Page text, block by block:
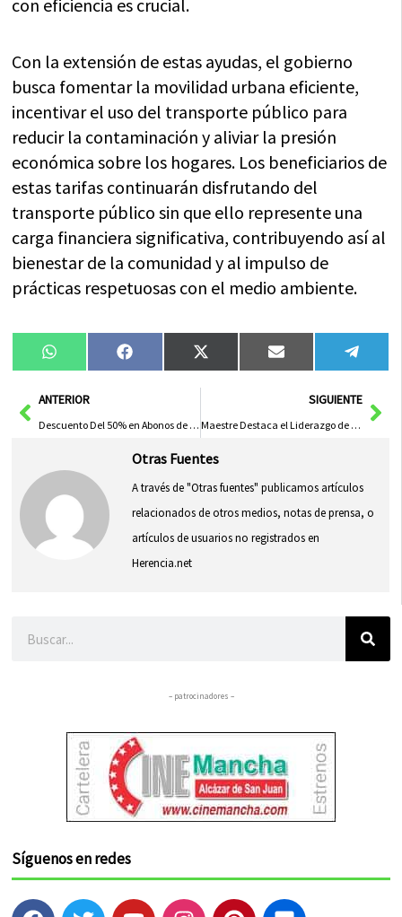
con eficiencia es crucial.
Con la extensión de estas ayudas, el gobierno
busca fomentar la movilidad urbana eficiente,
incentivar el uso del transporte público para
reducir la contaminación y aliviar la presión
económica sobre los hogares. Los beneficiarios de
estas tarifas continuarán disfrutando del
transporte público sin que ello represente una
carga financiera significativa, contribuyendo así al
bienestar de la comunidad y al impulso de
prácticas respetuosas con el medio ambiente.
Compartir
en
WhatsAppCompartir
en
FacebookCompartir
en
X
(Twitter)
Compartir
en
Email
en
AntANTERIOR
Descuento Del 50% en Abonos de Autobús y Viajes Gratis para Menores de 14 Años
SIGUIENTE
Maestre Destaca el Liderazgo de Page y Reafirma el Compromiso con una Financiación Justa para CLM y el Fin del Trasvase, Afirma el PSOE de Castilla-La Mancha
Otras Fuentes
A través de "Otras fuentes" publicamos artículos
relacionados de otros medios, notas de prensa, o
artículos de usuarios no registrados en
Herencia.net
– patrocinadores –
Síguenos en redes
F T Y I P F